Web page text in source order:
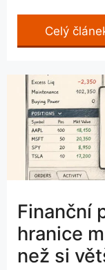
Celý
Finanční
hranice
než si